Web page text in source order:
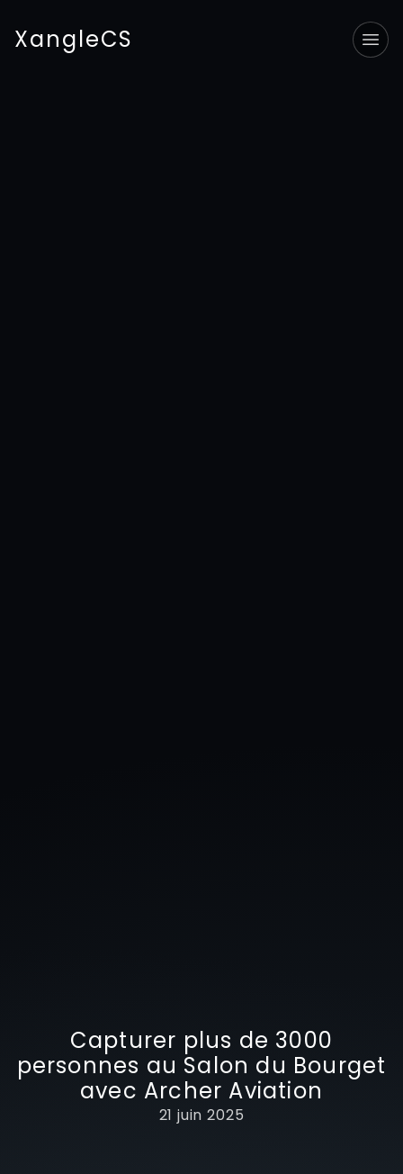
XangleCS
Capturer plus de 3000
personnes au Salon du Bourget
avec Archer Aviation
21 juin 2025